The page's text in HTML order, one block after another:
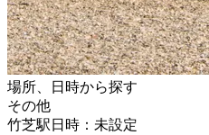
場所、日時から探す
その他
竹芝駅日時：未設定